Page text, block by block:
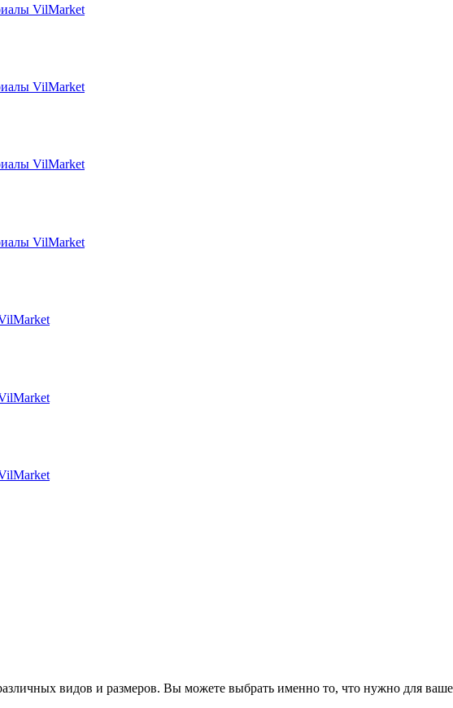
видов и размеров. Вы можете выбрать именно то, что нужно для